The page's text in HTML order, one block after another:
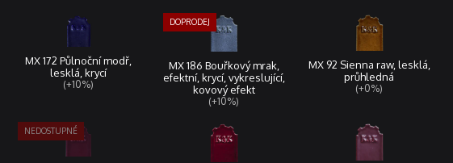
MX 172 Půlnoční modř,
lesklá, krycí
(+10%)
MX 186 Bouřkový mrak,
efektní, krycí, vykreslující,
kovový efekt
(+10%)
MX 92 Sienna raw, lesklá,
průhledná
(+0%)